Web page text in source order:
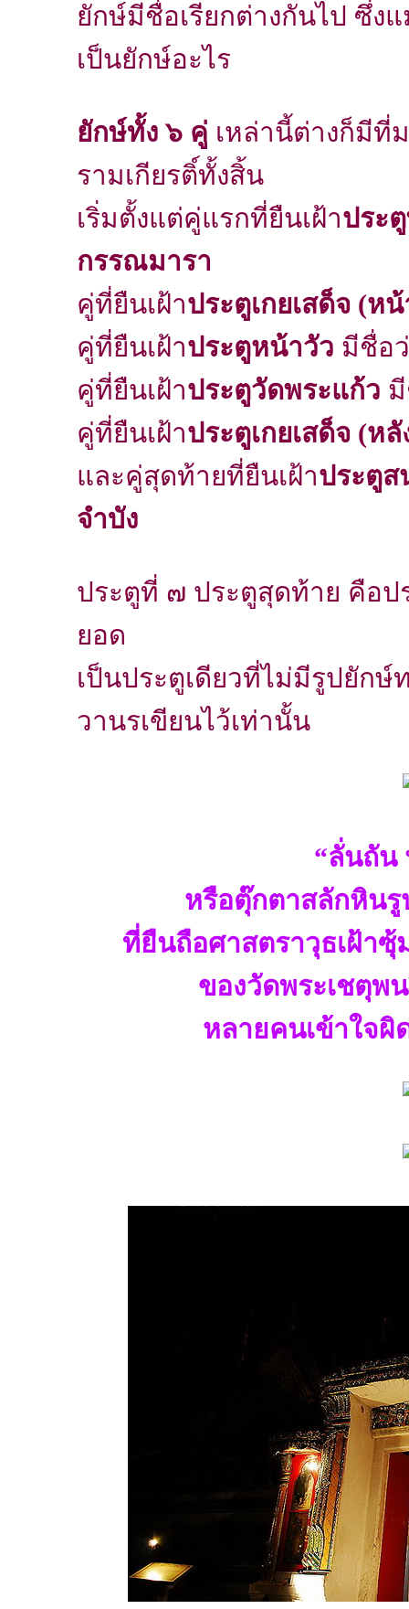
ยักษ์มีชื่อเรียกต่างกันไป ซึ่ง
เป็นยักษ์อะไร
ยักษ์ทั้ง ๖ คู่ เหล่านี้ต่างก็มีที่
รามเกียรติ์ทั้งสิ้น
เริ่มตั้งแต่คู่แรกที่ยืนเฝ้าประ
กรรณมารา
คู่ที่ยืนเฝ้าประตูเกยเสด็จ (หน้
คู่ที่ยืนเฝ้าประตูหน้าวัว มีชื่อ
คู่ที่ยืนเฝ้าประตูวัดพระแก้ว
คู่ที่ยืนเฝ้าประตูเกยเสด็จ (หลั
และคู่สุดท้ายที่ยืนเฝ้าประตูส
จำบัง
ประตูที่ ๗ ประตูสุดท้าย คือป
ยอด
เป็นประตูเดียวที่ไม่มีรูปยัก
วานรเขียนไว้เท่านั้น
“ลั่นถัน
หรือตุ๊กตาสลักหิน
ที่ยืนถือศาสตราวุธเฝ้าซุ้
ของวัดพระเชตุพ
หลายคนเข้าใจผิ